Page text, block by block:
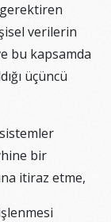
verilerin
bu kapsamda
üçüncü
bir
itiraz etme,